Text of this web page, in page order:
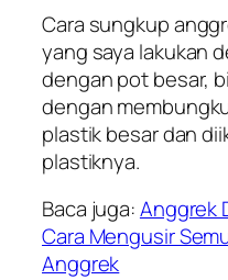
Cara sungkup
yang saya lakukan
dengan pot besar,
dengan
plastik besar dan
plastiknya.
Baca juga:Anggrek
Cara Mengusir
Anggrek